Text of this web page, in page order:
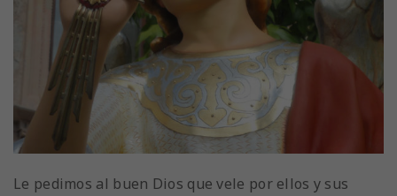
Le pedimos al buen Dios que vele por ellos y sus